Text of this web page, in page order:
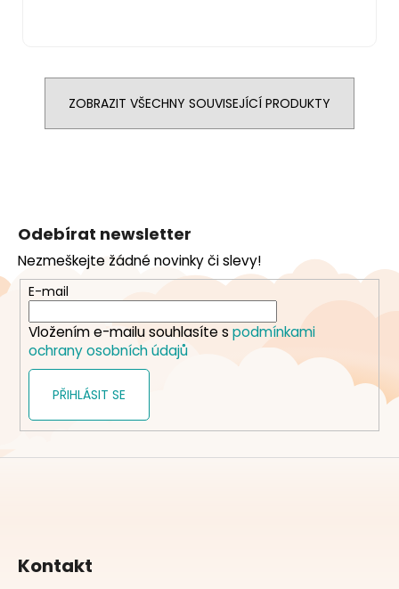
ZOBRAZIT VŠECHNY SOUVISEJÍCÍ PRODUKTY
a
t
Odebírat newsletter
Nezmeškejte žádné novinky či slevy!
E-mail
Vložením e-mailu souhlasíte s podmínkami
ochrany osobních údajů
PŘIHLÁSIT SE
Kontakt